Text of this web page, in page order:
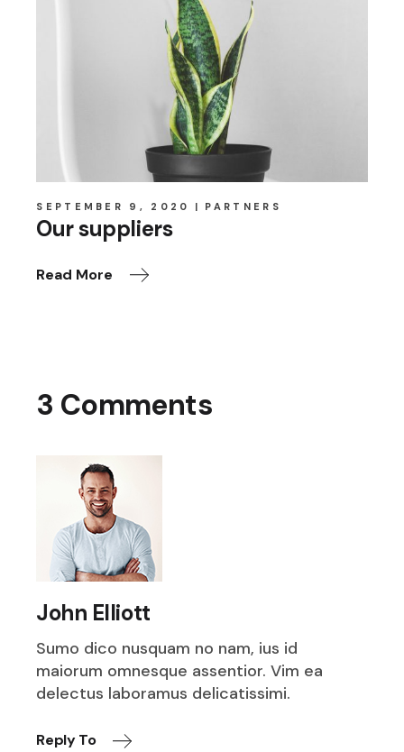
SEPTEMBER 9, 2020 PARTNERS
Our suppliers
Read More
3 Comments
John Elliott
Sumo dico nusquam no nam, ius id
maiorum omnesque assentior. Vim ea
delectus laboramus delicatissimi.
Reply To